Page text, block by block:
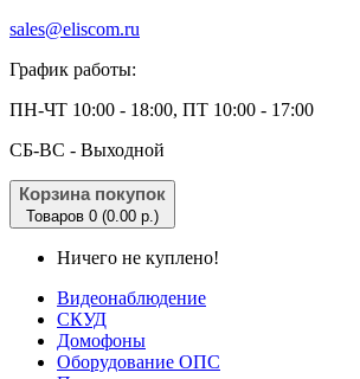
sales@eliscom.ru
График работы:
ПН-ЧТ 10:00 - 18:00, ПТ 10:00 - 17:00
CБ-ВС - Выходной
Корзина покупок
Товаров 0 (0.00 р.)
Ничего не куплено!
Видеонаблюдение
СКУД
Домофоны
Оборудование ОПС